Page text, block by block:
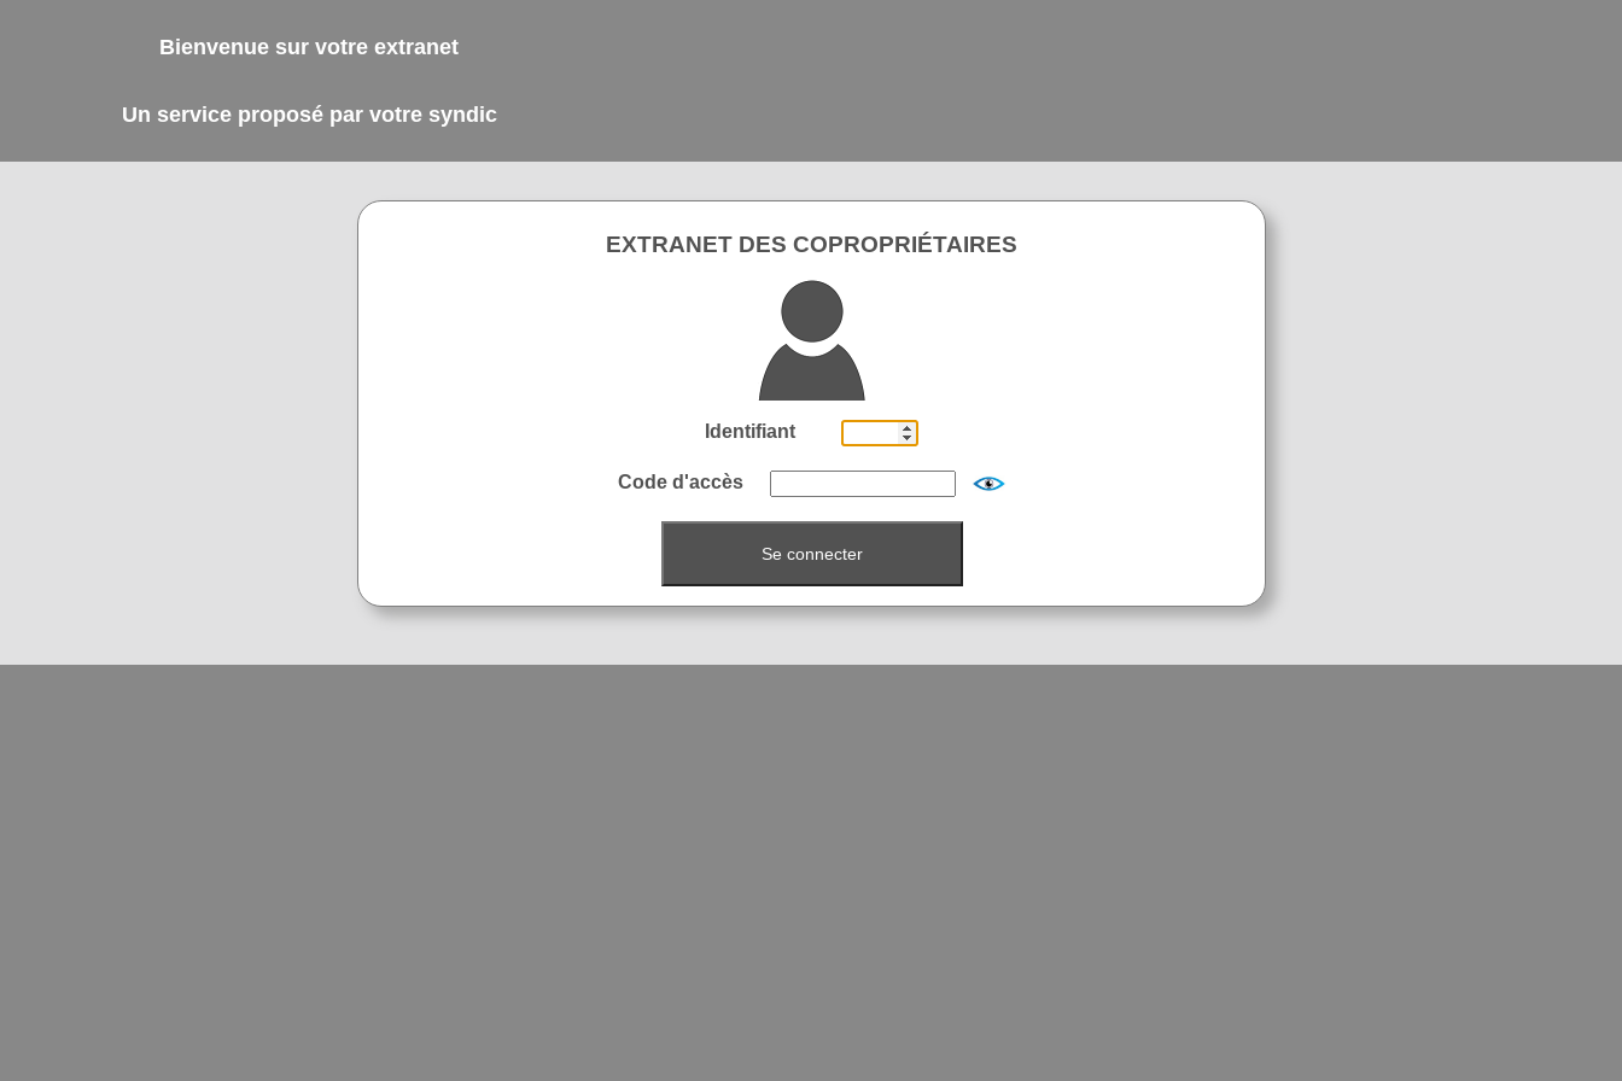
Bienvenue sur votre extranet
Un service proposé par votre syndic
EXTRANET DES COPROPRIÉTAIRES
Identifiant
Code d'accès
Se connecter